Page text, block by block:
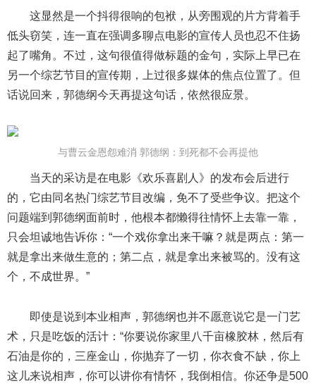
这显然是一个抖得很响的包袱，从旁围观的片方背着手
低头窃笑，连一直在强调多聊点电影的宣传人员也忍不住扬
起了嘴角。不过，这句很值得做标题的金句，实际上早已在
另一个综艺节目的宣传期，上过很多媒体的焦点位置了。但
话说回来，郭德纲今天再提这句话，依然很应景。
与曹云金恩怨难消 郭德纲：到死都不会再提他
当天的采访是在电影《欢乐喜剧人》的发布会后进行
的，它由同名热门综艺节目改编，免不了受些争议。把这个
问题端到郭德纲面前时，他根本都懒得往情怀上去靠一靠，
只会坦诚地告诉你：“一个戏你拿出来干嘛？就是两点：第一
就是拿出来做生意的；第二点，就是拿出来被骂的。没有这
个，不成世界。”
即使是说到本业相声，郭德纲也并不愿意说它是一门艺
术，只是吃饭的活计：“你要说你家里八千亩橡胶林，然后有
石油是你的，三座金山，你抛弃了一切，你衣食不缺，你上
这儿来说相声，你可以讲你有情怀，我倒相信。你还争是500